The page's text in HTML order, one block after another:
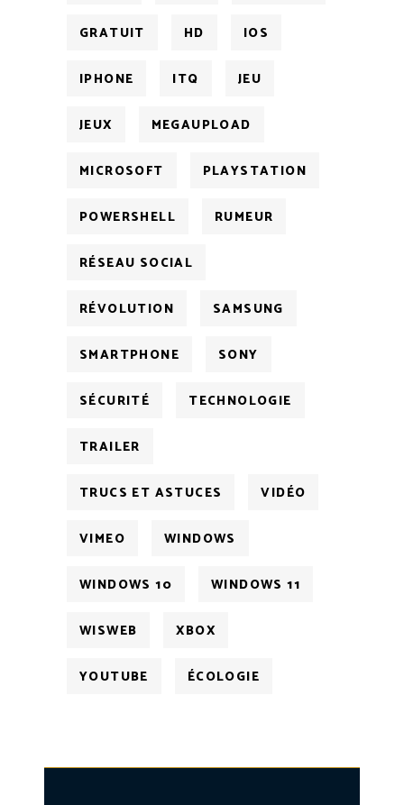
GRATUIT HD IOS
IPHONE ITQ JEU
JEUX MEGAUPLOAD
MICROSOFT PLAYSTATION
POWERSHELL RUMEUR
RÉSEAU SOCIAL
RÉVOLUTION SAMSUNG
SMARTPHONE SONY
SÉCURITÉ TECHNOLOGIE
TRAILER
TRUCS ET ASTUCES VIDÉO
VIMEO WINDOWS
WINDOWS 10 WINDOWS 11
WISWEB XBOX
YOUTUBE ÉCOLOGIE